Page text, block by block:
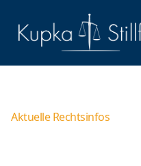
Aktuelle Rechtsinfos